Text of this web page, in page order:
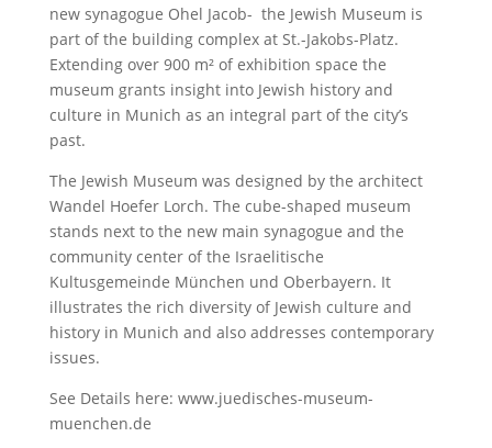
new synagogue Ohel Jacob- the Jewish Museum is
part of the building complex at St.-Jakobs-Platz.
Extending over 900 m² of exhibition space the
museum grants insight into Jewish history and
culture in Munich as an integral part of the city’s
past.
The Jewish Museum was designed by the architect
Wandel Hoefer Lorch. The cube-shaped museum
stands next to the new main synagogue and the
community center of the Israelitische
Kultusgemeinde München und Oberbayern. It
illustrates the rich diversity of Jewish culture and
history in Munich and also addresses contemporary
issues.
See Details here: www.juedisches-museum-
muenchen.de